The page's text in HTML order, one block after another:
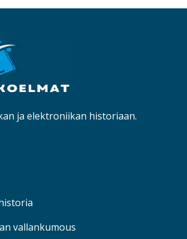
ja elektroniikan historiaan.
vallankumous